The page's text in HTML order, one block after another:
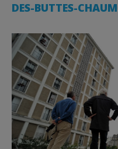
DES-BUTTES-